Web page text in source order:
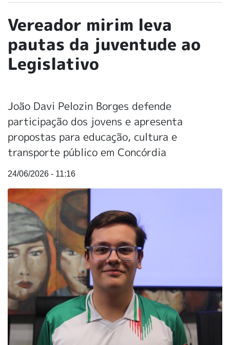
Vereador mirim leva
pautas da juventude ao
Legislativo
João Davi Pelozin Borges defende
participação dos jovens e apresenta
propostas para educação, cultura e
transporte público em Concórdia
24/06/2026 - 11:16